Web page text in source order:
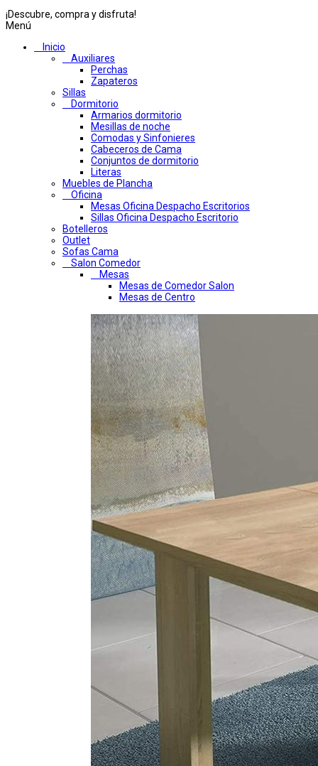
¡Descubre, compra y disfruta!
Menú
Inicio
Auxiliares
Perchas
Zapateros
Sillas
Dormitorio
Armarios dormitorio
Mesillas de noche
Comodas y Sinfonieres
Cabeceros de Cama
Conjuntos de dormitorio
Literas
Muebles de Plancha
Oficina
Mesas Oficina Despacho Escritorios
Sillas Oficina Despacho Escritorio
Botelleros
Outlet
Sofas Cama
Salon Comedor
Mesas
Mesas de Comedor Salon
Mesas de Centro